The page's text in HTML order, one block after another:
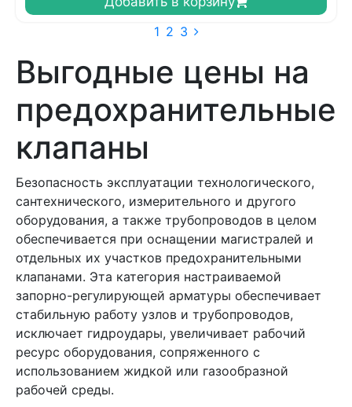
1 2 3
Выгодные цены на
предохранительные
клапаны
Безопасность эксплуатации технологического,
сантехнического, измерительного и другого
оборудования, а также трубопроводов в целом
обеспечивается при оснащении магистралей и
отдельных их участков предохранительными
клапанами. Эта категория настраиваемой
запорно-регулирующей арматуры обеспечивает
стабильную работу узлов и трубопроводов,
исключает гидроудары, увеличивает рабочий
ресурс оборудования, сопряженного с
использованием жидкой или газообразной
рабочей среды.